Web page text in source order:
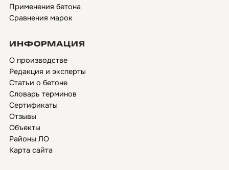
Применения бетона
Сравнения марок
ИНФОРМАЦИЯ
О производстве
Редакция и эксперты
Статьи о бетоне
Словарь терминов
Сертификаты
Отзывы
Объекты
Районы ЛО
Карта сайта